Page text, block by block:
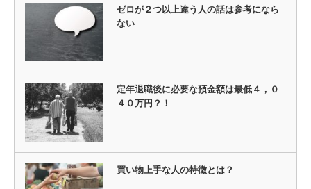
ゼロが２つ以上違う人の話は参考になら
ない
定年退職後に必要な預金額は最低４，０
４０万円？！
買い物上手な人の特徴とは？